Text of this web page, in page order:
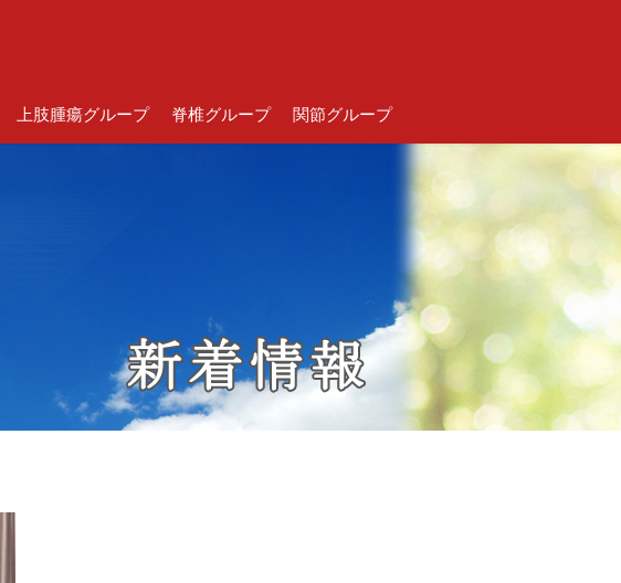
上肢腫瘍グループ 脊椎グループ 関節グループ